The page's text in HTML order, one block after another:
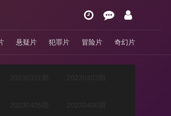
悬疑片 犯罪片 冒险片 奇幻片